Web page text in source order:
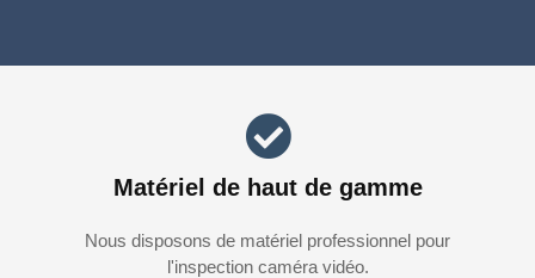
Matériel de haut de gamme
Nous disposons de matériel professionnel pour
l'inspection caméra vidéo.